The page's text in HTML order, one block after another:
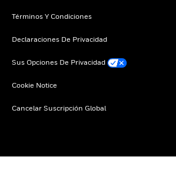
Términos Y Condiciones
Declaraciones De Privacidad
Sus Opciones De Privacidad
Cookie Notice
Cancelar Suscripción Global